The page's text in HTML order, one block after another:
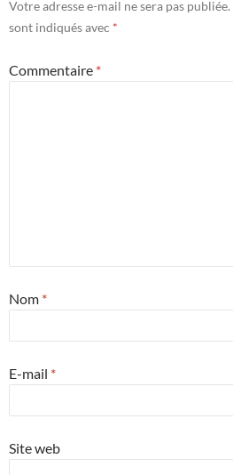
Votre adresse e-mail ne sera pas publiée.
sont indiqués avec *
Commentaire *
Nom *
E-mail *
Site web